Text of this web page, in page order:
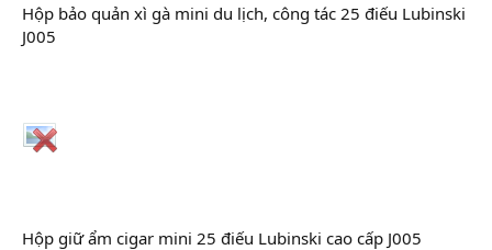
Hộp bảo quản xì gà mini du lịch, công tác 25 điếu Lubinski
J005
Hộp giữ ẩm cigar mini 25 điếu Lubinski cao cấp J005